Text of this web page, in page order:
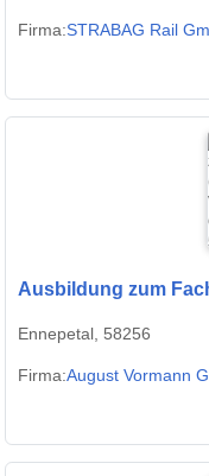
Firma:STRABAG Rail
Ausbildung zum
Ennepetal, 58256
Firma:August Vormann